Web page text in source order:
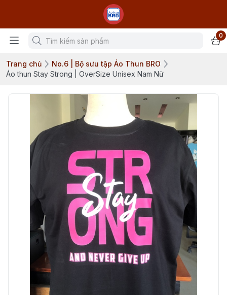
0
Trang chủ
No.6 | Bộ sưu tập Áo Thun BRO
Áo thun Stay Strong | OverSize Unisex Nam Nữ